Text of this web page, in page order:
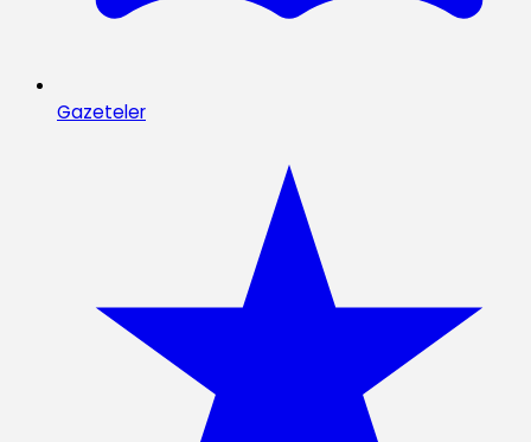
Gazeteler